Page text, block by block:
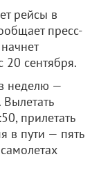
рейсы в
пресс-
20 сентября.
неделю —
прилетать
в пути — пять